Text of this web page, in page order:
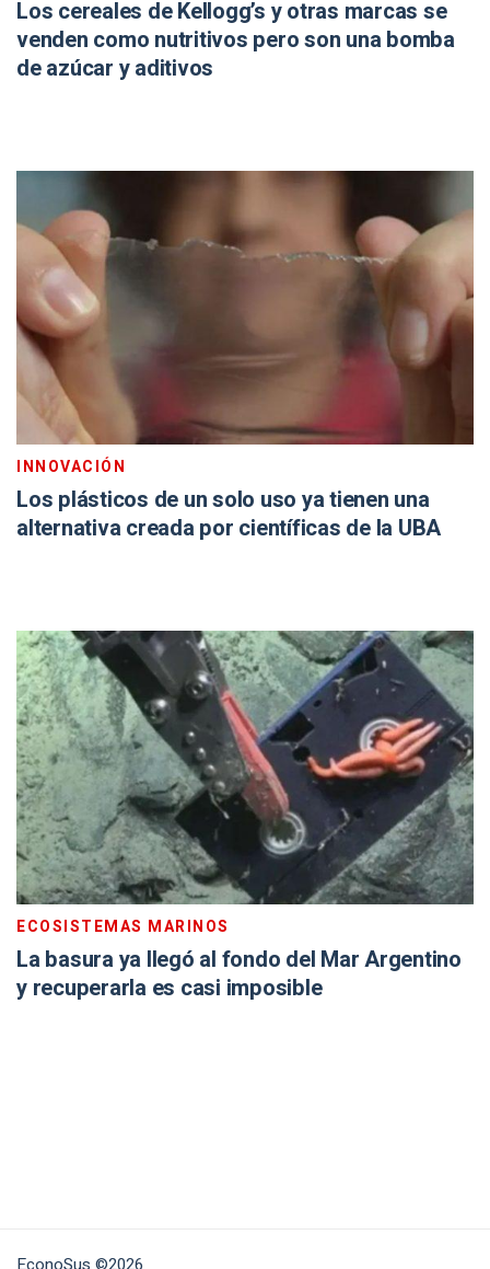
Los cereales de Kellogg’s y otras marcas se
venden como nutritivos pero son una bomba
de azúcar y aditivos
INNOVACIÓN
Los plásticos de un solo uso ya tienen una
alternativa creada por científicas de la UBA
ECOSISTEMAS MARINOS
La basura ya llegó al fondo del Mar Argentino
y recuperarla es casi imposible